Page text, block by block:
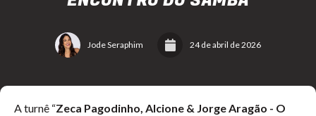
Jode Seraphim 24 de abril de 2026
A turnê “Zeca Pagodinho, Alcione & Jorge Aragão - O